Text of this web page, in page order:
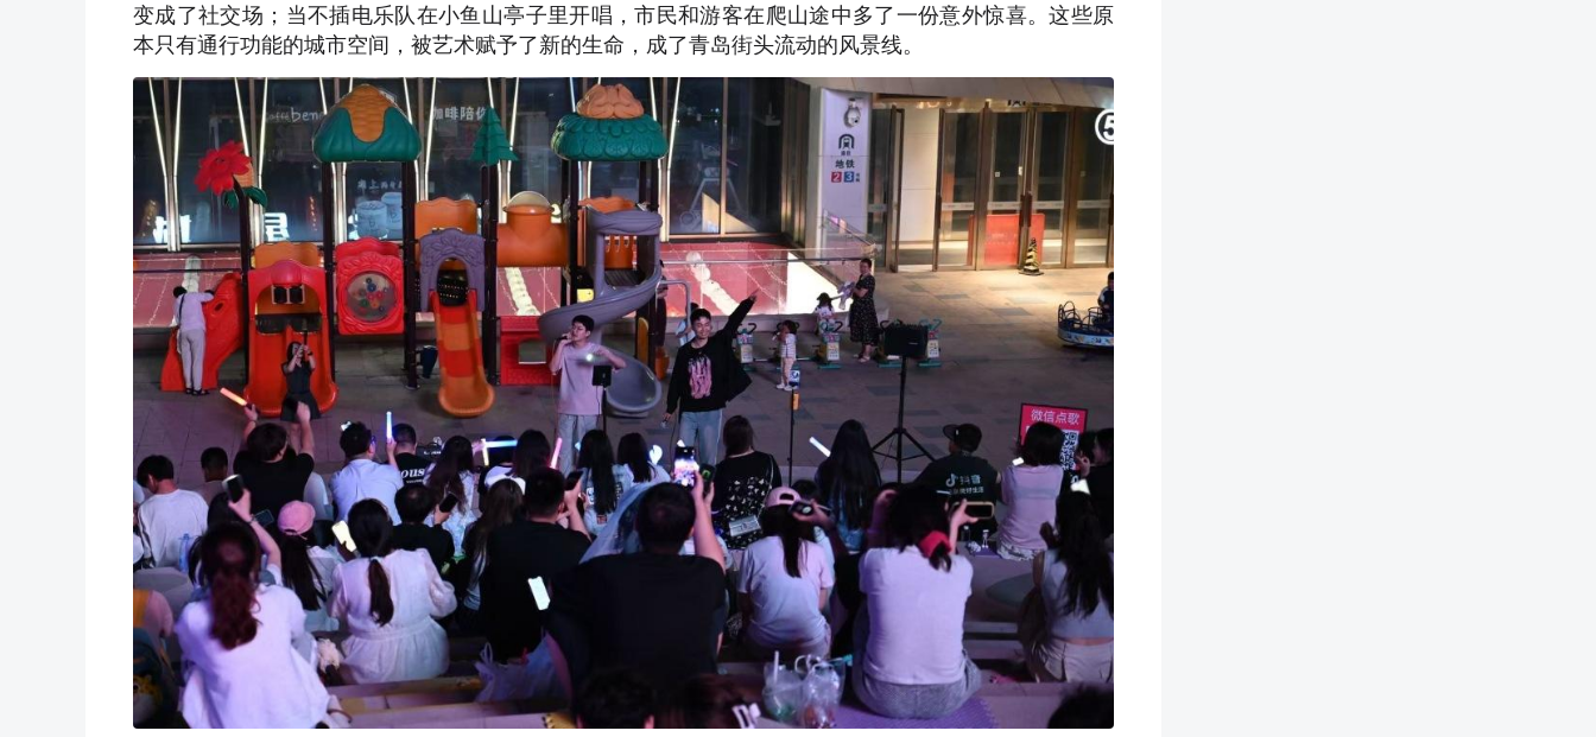
变成了社交场；当不插电乐队在小鱼山亭子里开唱，市民和游客在爬山途中多了一份意外惊喜。这些原
本只有通行功能的城市空间，被艺术赋予了新的生命，成了青岛街头流动的风景线。